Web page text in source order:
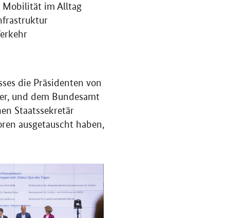
Mobilität im Alltag
die Präsidenten von
und dem Bundesamt
Staatssekretär
ausgetauscht haben,